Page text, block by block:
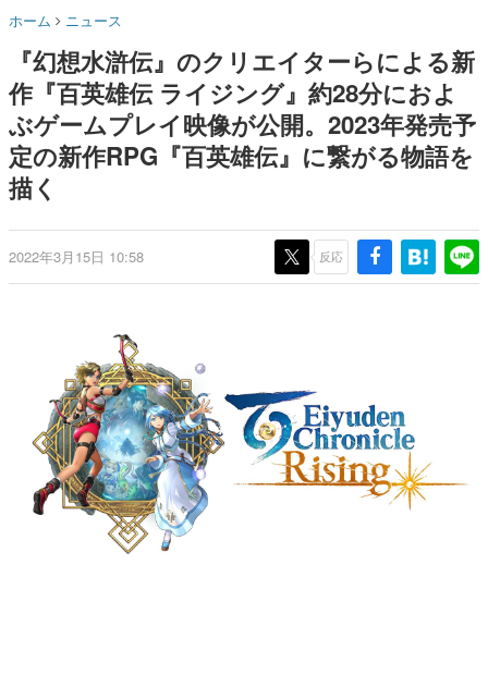
名作ゲームクリエイターの方々に製作時のエピソードをお
きます。
赫本
この物語を解いてはいけない。『赫本』は、〈試験問題〉
の形をした短編ホラー小説集です。
ゲーム世代の作家たち
ゲームに多大な影響を受けた作家さんに取材し、ゲームが
日本モバイルゲーム産業史
日本のモバイルゲーム史における主要なトピック・タイト
ルを網羅するほか、開発者へのインタビューや識者による
解説を掲載。約20年の歴史が一望できる決定版！
若ゲのいたり〜ゲームクリエイターの青春〜
『うつヌケ』『ペンと箸』等で知られるマンガ家・田中圭
一先生によるゲーム業界レポートマンガです。
なんでゲームは面白い？
ゲーム開発者・hamatsu氏がゲームの魅力を画面や操作の
「ラクーンシティ総合病院」へ
行く配達人の姿が披露
ホーム ニュース
『幻想水滸伝』のクリエイターらによる新
作『百英雄伝 ライジング』約28分におよ
ぶゲームプレイ映像が公開。2023年発売予
定の新作RPG『百英雄伝』に繋がる物語を
描く
2022年3月15日 10:58 反応